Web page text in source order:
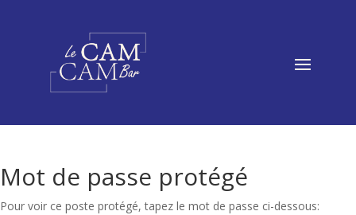
Mot de passe protégé
Pour voir ce poste protégé, tapez le mot de passe ci-dessous: